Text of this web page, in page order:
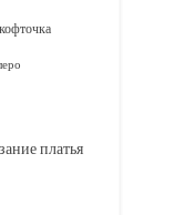
платья